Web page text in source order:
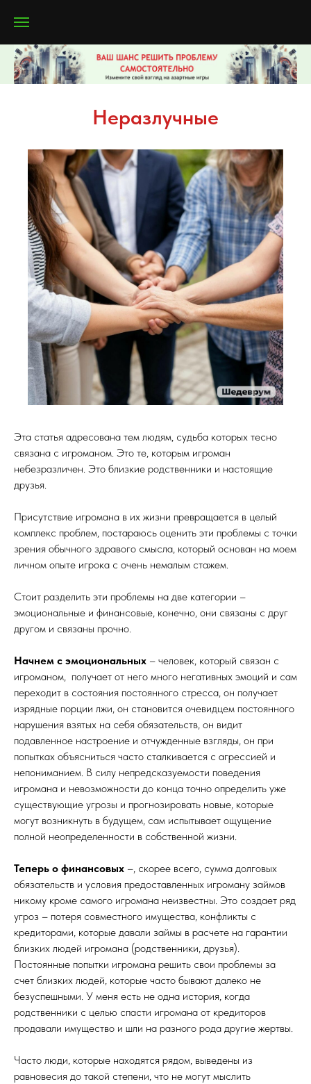
Неразлучные
Эта статья адресована тем людям, судьба которых тесно
связана с игроманом. Это те, которым игроман
небезразличен. Это близкие родственники и настоящие
друзья.
Присутствие игромана в их жизни превращается в целый
комплекс проблем, постараюсь оценить эти проблемы с точки
зрения обычного здравого смысла, который основан на моем
личном опыте игрока с очень немалым стажем.
Стоит разделить эти проблемы на две категории –
эмоциональные и финансовые, конечно, они связаны с друг
другом и связаны прочно.
Начнем с эмоциональных – человек, который связан с
игроманом, получает от него много негативных эмоций и сам
переходит в состояния постоянного стресса, он получает
изрядные порции лжи, он становится очевидцем постоянного
нарушения взятых на себя обязательств, он видит
подавленное настроение и отчужденные взгляды, он при
попытках объясниться часто сталкивается с агрессией и
непониманием. В силу непредсказуемости поведения
игромана и невозможности до конца точно определить уже
существующие угрозы и прогнозировать новые, которые
могут возникнуть в будущем, сам испытывает ощущение
полной неопределенности в собственной жизни.
Теперь о финансовых –, скорее всего, сумма долговых
обязательств и условия предоставленных игроману займов
никому кроме самого игромана неизвестны. Это создает ряд
угроз – потеря совместного имущества, конфликты с
кредиторами, которые давали займы в расчете на гарантии
близких людей игромана (родственники, друзья).
Постоянные попытки игромана решить свои проблемы за
счет близких людей, которые часто бывают далеко не
безуспешными. У меня есть не одна история, когда
родственники с целью спасти игромана от кредиторов
продавали имущество и шли на разного рода другие жертвы.
Часто люди, которые находятся рядом, выведены из
равновесия до такой степени, что не могут мыслить